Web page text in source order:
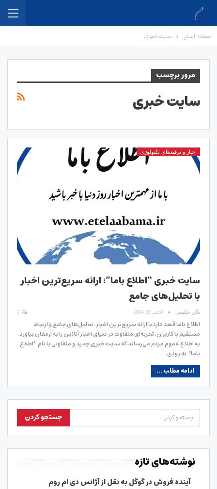
صفحه اصلی سایت خبری
مرور برچسب
سایت خبری
اخبار و ترفندهای تکنولوژی
سایت خبری “اطلاع باما”؛ ارائه سریع‌ترین اخبار
با تحلیل‌های جامع
نگار حکیمی اکتبر 12, 2024
اطلاع باما قصد دارد با ارائه سریع‌ترین اخبار، تحلیل‌های جامع و ارتباط
مستقیم با کاربران، تجربه‌ای متفاوت در دنیای اخبار آنلاین را به ارمغان بیاورد.
به اطلاع عموم مردم می‌رساند که سایت خبری جدید و متفاوتی با نام "اطلاع
باما" به زودی…
ادامه مطلب ...
نوشته‌های تازه
آینده فروش در گوگل به نقل از آژانس دی ام روم